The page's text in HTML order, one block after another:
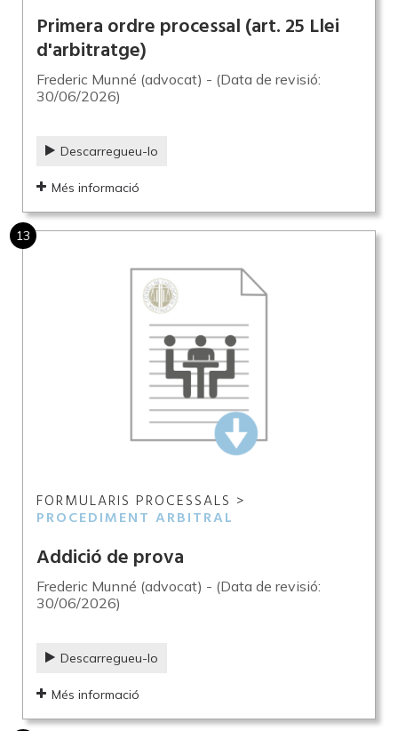
Primera ordre processal (art. 25 Llei
d'arbitratge)
Frederic Munné (advocat) - (Data de revisió:
30/06/2026)
Descarregueu-lo
Més informació
13
FORMULARIS PROCESSALS >
PROCEDIMENT ARBITRAL
Addició de prova
Frederic Munné (advocat) - (Data de revisió:
30/06/2026)
Descarregueu-lo
Més informació